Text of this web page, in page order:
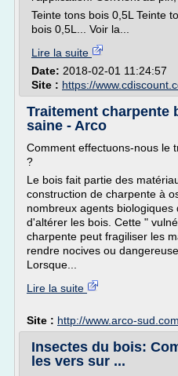
Teinte tons bois 0,5L Teinte
bois 0,5L... Voir la...
Lire la suite
Date: 2018-02-01 11:24:57
Site : https://
Traitement charpente
saine - Arco
Comment effectuons-nous le
?
Le bois fait partie des
construction de charpente à
nombreux agents
d'altérer les bois. Cette "
charpente peut fragiliser les
rendre nocives ou
Lorsque...
Lire la suite
Site : http://www.arco-sud.com
Insectes du bois:
les vers sur ...